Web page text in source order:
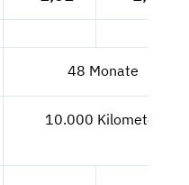
48 Monate
10.000 Kilometer